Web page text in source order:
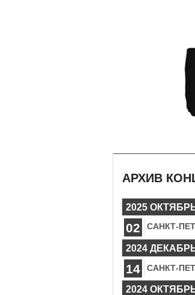
АРХИВ
2025
02 САНКТ-
2024
14 САНКТ-
2024